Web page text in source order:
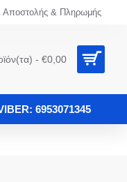
Αποστολής & Πληρωμής
- €0,00
6953071345